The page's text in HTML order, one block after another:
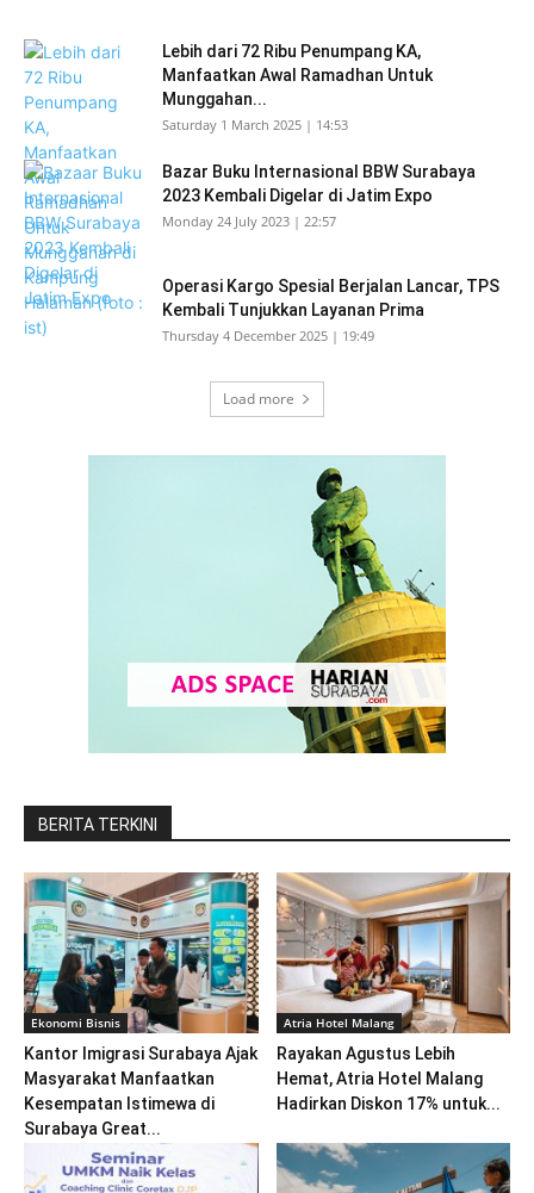
Lebih dari 72 Ribu Penumpang KA,
Manfaatkan Awal Ramadhan Untuk
Munggahan...
Saturday 1 March 2025 | 14:53
Bazar Buku Internasional BBW Surabaya
2023 Kembali Digelar di Jatim Expo
Monday 24 July 2023 | 22:57
Operasi Kargo Spesial Berjalan Lancar, TPS
Kembali Tunjukkan Layanan Prima
Thursday 4 December 2025 | 19:49
Load more
BERITA TERKINI
Ekonomi Bisnis
Kantor Imigrasi Surabaya Ajak
Masyarakat Manfaatkan
Kesempatan Istimewa di
Surabaya Great...
Atria Hotel Malang
Rayakan Agustus Lebih
Hemat, Atria Hotel Malang
Hadirkan Diskon 17% untuk...